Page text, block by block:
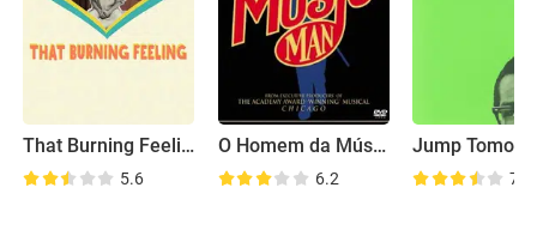
That Burning Feeling
5.6
O Homem da Música
6.2
Jump
7.1